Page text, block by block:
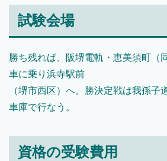
試験会場
勝ち残れば、阪堺電軌・恵美須町（
車に乗り浜寺駅前
（堺市西区）へ。勝決定戦は我孫子
車庫で行なう。
資格の受験費用